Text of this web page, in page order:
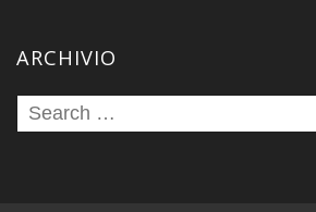
ARCHIVIO